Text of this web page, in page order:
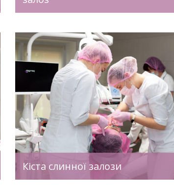
естетичного вигляду через
новоутворення. […]
Кіста слинної залози
Консультація професора з
щелепно-лицевої хірургії
у Києві — це експертний прийом
діагностики та планування
складних стоматологічних
Вона дозволяє отримати
діагноз, оцінку ризиків та
індивідуальний план
прогнозом результату. У
дентальної хірургії професора
консультацію проводить
клініки, доктор медичних
професор, щелепно-лицевий